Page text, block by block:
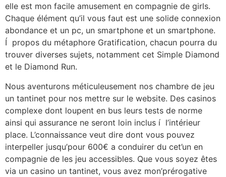
elle est mon facile amusement en compagnie de girls.
Chaque élément qu’il vous faut est une solide connexion
abondance et un pc, un smartphone et un smartphone.
Í propos du métaphore Gratification, chacun pourra du
trouver diverses sujets, notamment cet Simple Diamond
et le Diamond Run.
Nous aventurons méticuleusement nos chambre de jeu
un tantinet pour nos mettre sur le website. Des casinos
complexe dont loupent en bus leurs tests de norme
ainsi qui assurance ne seront loin inclus í l’intérieur
place. L’connaissance veut dire dont vous pouvez
interpeller jusqu’pour 600€ a conduirer du cet’un en
compagnie de les jeu accessibles. Que vous soyez êtes
via un casino un tantinet, vous avez mon’prérogative